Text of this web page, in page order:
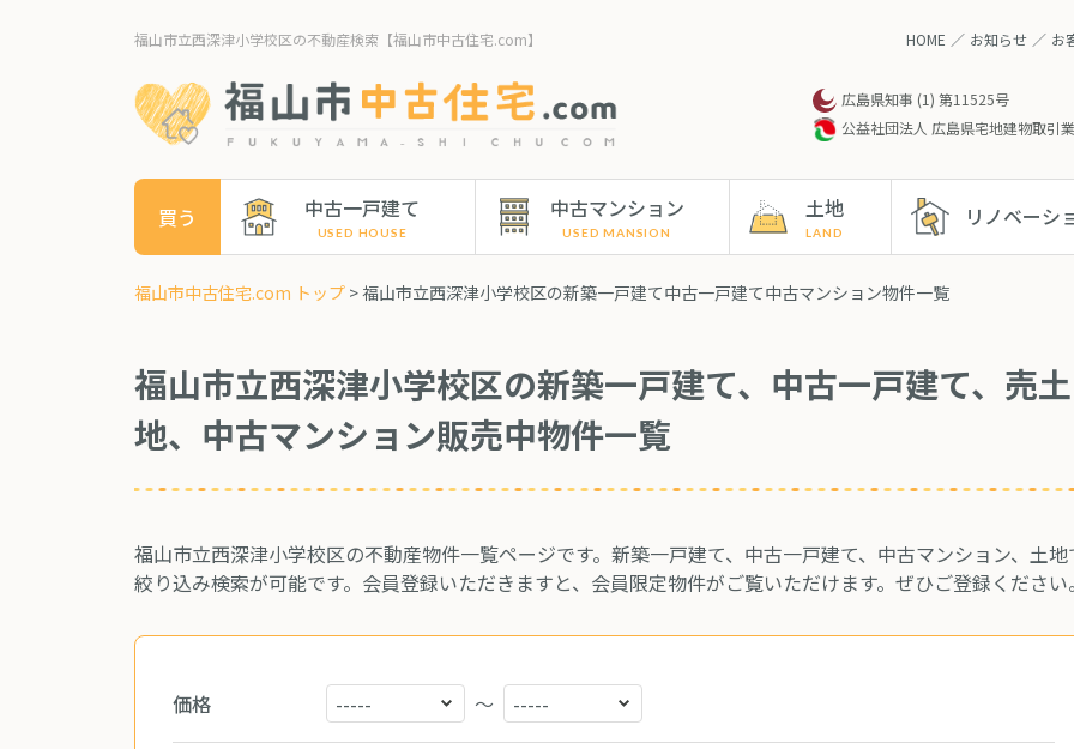
福山市立西深津小学校区の不動産検索【福山市中古住宅.com】 HOME お知らせ お
広島県知事 (1) 第11525号
公益社団法人 広島県宅地建物取引
買う 中古一戸建て 中古マンション 土地 リノベーシ
福山市中古住宅.com トップ > 福山市立西深津小学校区の新築一戸建て中古一戸建て中古マンション物件一覧
福山市立西深津小学校区の新築一戸建て、中古一戸建て、売土
地、中古マンション販売中物件一覧
福山市立西深津小学校区の不動産物件一覧ページです。新築一戸建て、中古一戸建て、中古マンション、土地
絞り込み検索が可能です。会員登録いただきますと、会員限定物件がご覧いただけます。ぜひご登録ください
価格 ～